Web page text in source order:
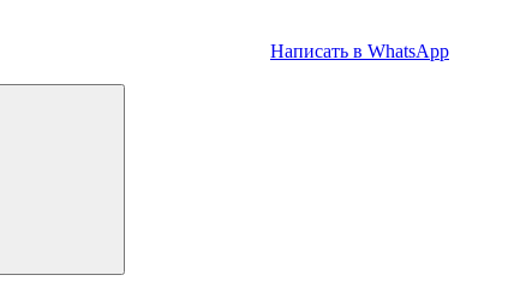
Написать в WhatsApp